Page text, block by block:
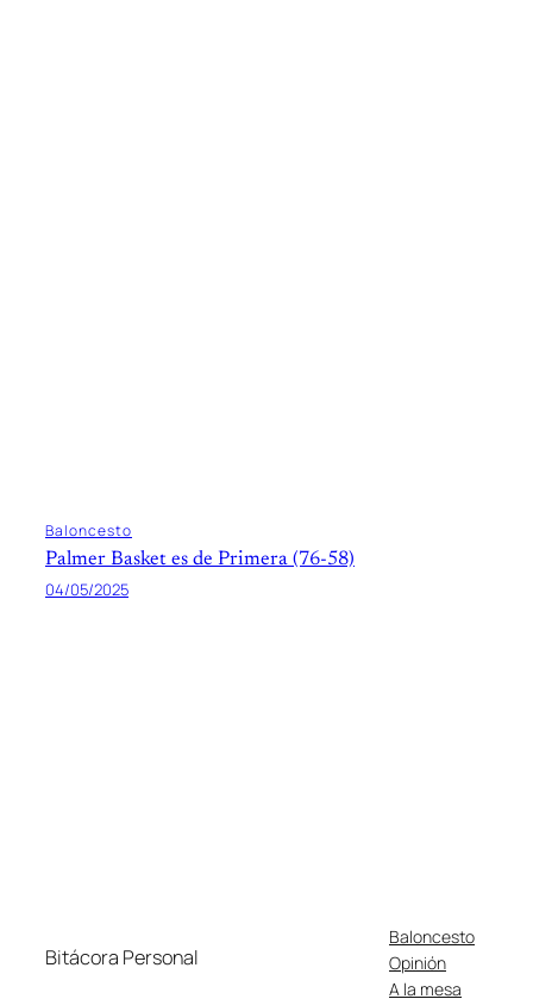
Baloncesto
Palmer Basket es de Primera (76-58)
04/05/2025
Bitácora Personal
Baloncesto
Opinión
A la mesa